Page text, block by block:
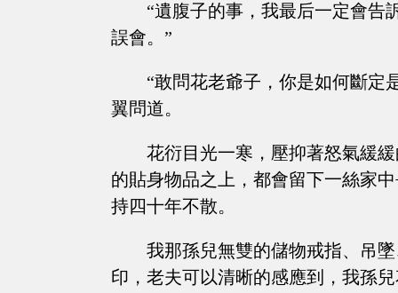
“遺腹子的事，我最后一定會告
誤會。”
“敢問花老爺子，你是如何斷定
翼問道。
花衍目光一寒，壓抑著怒氣緩
的貼身物品之上，都會留下一絲家
持四十年不散。
我那孫兒無雙的儲物戒指、吊
印，老夫可以清晰的感應到，我孫